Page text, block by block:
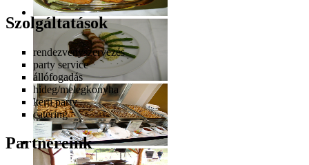
Szolgáltatások
rendezvényszervezés
party service
állófogadás
hideg/melegkonyha
kerti party
catering
Partnereink